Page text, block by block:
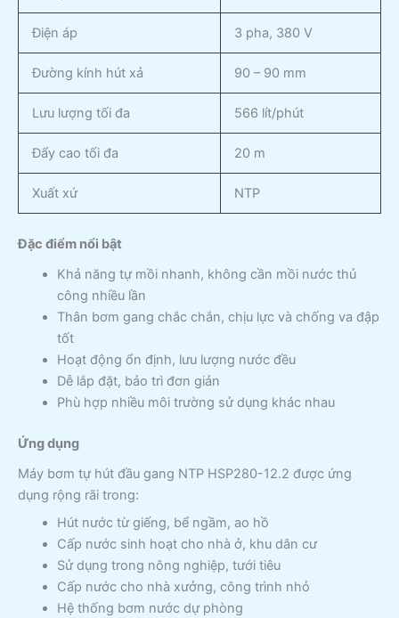
Điện áp 3 pha, 380 V
Đường kính hút xả 90 – 90 mm
Lưu lượng tối đa 566 lít/phút
Đẩy cao tối đa 20 m
Xuất xứ NTP
Đặc điểm nổi bật
Khả năng tự mồi nhanh, không cần mồi nước thủ
công nhiều lần
Thân bơm gang chắc chắn, chịu lực và chống va đập
tốt
Hoạt động ổn định, lưu lượng nước đều
Dễ lắp đặt, bảo trì đơn giản
Phù hợp nhiều môi trường sử dụng khác nhau
Ứng dụng
Máy bơm tự hút đầu gang NTP HSP280-12.2 được ứng
dụng rộng rãi trong:
Hút nước từ giếng, bể ngầm, ao hồ
Cấp nước sinh hoạt cho nhà ở, khu dân cư
Sử dụng trong nông nghiệp, tưới tiêu
Cấp nước cho nhà xưởng, công trình nhỏ
Hệ thống bơm nước dự phòng